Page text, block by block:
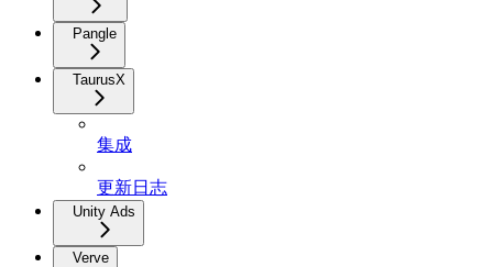
Pangle
TaurusX
集成
更新日志
Unity Ads
Verve